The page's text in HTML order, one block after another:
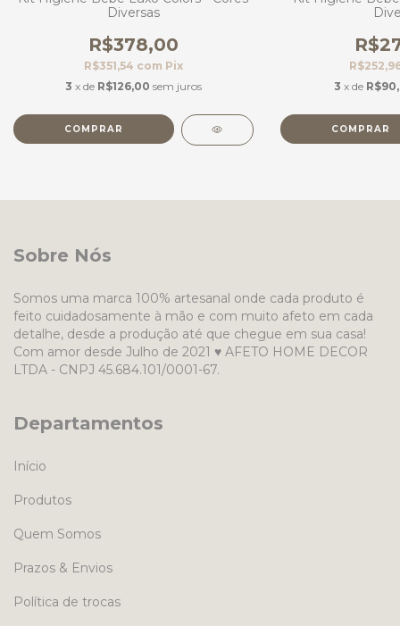
Diversas
R$378,00
R$351,54 com Pix
3 x de R$126,00 sem juros
COMPRAR
3 x de
COMPRAR
Sobre Nós
Somos uma marca 100% artesanal onde cada produto é
feito cuidadosamente à mão e com muito afeto em cada
detalhe, desde a produção até que chegue em sua casa!
Com amor desde Julho de 2021 ♥ AFETO HOME DECOR
LTDA - CNPJ 45.684.101/0001-67.
Departamentos
Início
Produtos
Quem Somos
Prazos & Envios
Política de trocas